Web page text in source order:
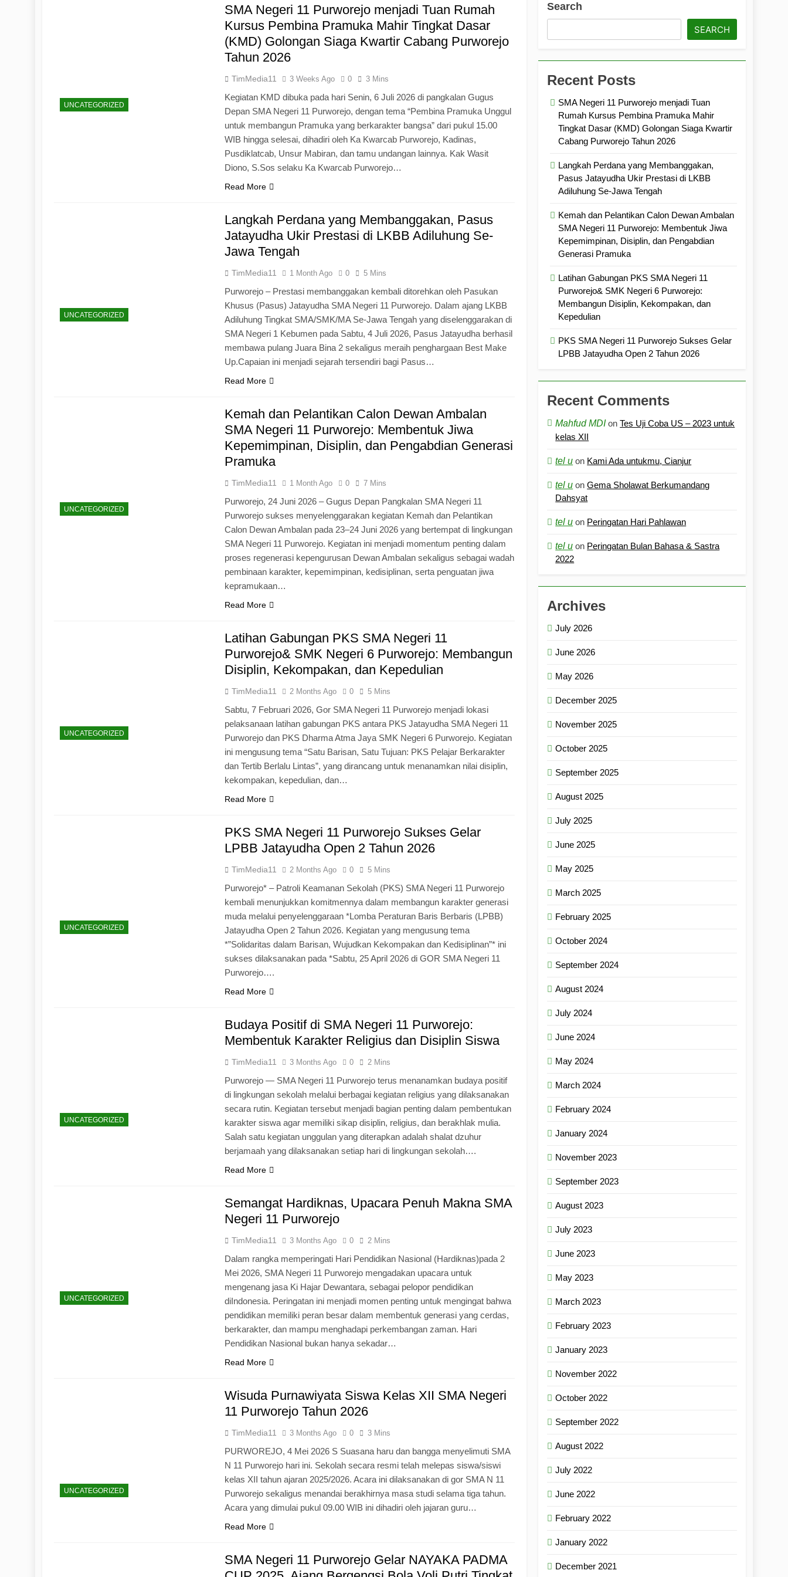
Pengabdian Generasi Pramuka
UNCATEGORIZED
SMA Negeri 11 Purworejo menjadi Tuan Rumah
Kursus Pembina Pramuka Mahir Tingkat Dasar
(KMD) Golongan Siaga Kwartir Cabang Purworejo
Tahun 2026
TimMedia11 3 Weeks Ago 0 3 Mins
Kegiatan KMD dibuka pada hari Senin, 6 Juli 2026 di pangkalan Gugus
Depan SMA Negeri 11 Purworejo, dengan tema “Pembina Pramuka Unggul
untuk membangun Pramuka yang berkarakter bangsa” dari pukul 15.00
WIB hingga selesai, dihadiri oleh Ka Kwarcab Purworejo, Kadinas,
Pusdiklatcab, Unsur Mabiran, dan tamu undangan lainnya. Kak Wasit
Diono, S.Sos selaku Ka Kwarcab Purworejo…
Read More
UNCATEGORIZED
Langkah Perdana yang Membanggakan, Pasus
Jatayudha Ukir Prestasi di LKBB Adiluhung Se-
Jawa Tengah
TimMedia11 1 Month Ago 0 5 Mins
Purworejo – Prestasi membanggakan kembali ditorehkan oleh Pasukan
Khusus (Pasus) Jatayudha SMA Negeri 11 Purworejo. Dalam ajang LKBB
Adiluhung Tingkat SMA/SMK/MA Se-Jawa Tengah yang diselenggarakan di
SMA Negeri 1 Kebumen pada Sabtu, 4 Juli 2026, Pasus Jatayudha berhasil
membawa pulang Juara Bina 2 sekaligus meraih penghargaan Best Make
Up.Capaian ini menjadi sejarah tersendiri bagi Pasus…
Read More
UNCATEGORIZED
Kemah dan Pelantikan Calon Dewan Ambalan
SMA Negeri 11 Purworejo: Membentuk Jiwa
Kepemimpinan, Disiplin, dan Pengabdian Generasi
Pramuka
TimMedia11 1 Month Ago 0 7 Mins
Purworejo, 24 Juni 2026 – Gugus Depan Pangkalan SMA Negeri 11
Purworejo sukses menyelenggarakan kegiatan Kemah dan Pelantikan
Calon Dewan Ambalan pada 23–24 Juni 2026 yang bertempat di lingkungan
SMA Negeri 11 Purworejo. Kegiatan ini menjadi momentum penting dalam
proses regenerasi kepengurusan Dewan Ambalan sekaligus sebagai wadah
pembinaan karakter, kepemimpinan, kedisiplinan, serta penguatan jiwa
kepramukaan…
Read More
UNCATEGORIZED
Latihan Gabungan PKS SMA Negeri 11
Purworejo& SMK Negeri 6 Purworejo: Membangun
Disiplin, Kekompakan, dan Kepedulian
TimMedia11 2 Months Ago 0 5 Mins
Sabtu, 7 Februari 2026, Gor SMA Negeri 11 Purworejo menjadi lokasi
pelaksanaan latihan gabungan PKS antara PKS Jatayudha SMA Negeri 11
Purworejo dan PKS Dharma Atma Jaya SMK Negeri 6 Purworejo. Kegiatan
ini mengusung tema “Satu Barisan, Satu Tujuan: PKS Pelajar Berkarakter
dan Tertib Berlalu Lintas”, yang dirancang untuk menanamkan nilai disiplin,
kekompakan, kepedulian, dan…
Read More
UNCATEGORIZED
PKS SMA Negeri 11 Purworejo Sukses Gelar
LPBB Jatayudha Open 2 Tahun 2026
TimMedia11 2 Months Ago 0 5 Mins
Purworejo* – Patroli Keamanan Sekolah (PKS) SMA Negeri 11 Purworejo
kembali menunjukkan komitmennya dalam membangun karakter generasi
muda melalui penyelenggaraan *Lomba Peraturan Baris Berbaris (LPBB)
Jatayudha Open 2 Tahun 2026. Kegiatan yang mengusung tema
*”Solidaritas dalam Barisan, Wujudkan Kekompakan dan Kedisiplinan”* ini
sukses dilaksanakan pada *Sabtu, 25 April 2026 di GOR SMA Negeri 11
Purworejo….
Read More
UNCATEGORIZED
Budaya Positif di SMA Negeri 11 Purworejo:
Membentuk Karakter Religius dan Disiplin Siswa
TimMedia11 3 Months Ago 0 2 Mins
Purworejo — SMA Negeri 11 Purworejo terus menanamkan budaya positif
di lingkungan sekolah melalui berbagai kegiatan religius yang dilaksanakan
secara rutin. Kegiatan tersebut menjadi bagian penting dalam pembentukan
karakter siswa agar memiliki sikap disiplin, religius, dan berakhlak mulia.
Salah satu kegiatan unggulan yang diterapkan adalah shalat dzuhur
berjamaah yang dilaksanakan setiap hari di lingkungan sekolah….
Read More
UNCATEGORIZED
Semangat Hardiknas, Upacara Penuh Makna SMA
Negeri 11 Purworejo
TimMedia11 3 Months Ago 0 2 Mins
Dalam rangka memperingati Hari Pendidikan Nasional (Hardiknas)pada 2
Mei 2026, SMA Negeri 11 Purworejo mengadakan upacara untuk
mengenang jasa Ki Hajar Dewantara, sebagai pelopor pendidikan
diIndonesia. Peringatan ini menjadi momen penting untuk mengingat bahwa
pendidikan memiliki peran besar dalam membentuk generasi yang cerdas,
berkarakter, dan mampu menghadapi perkembangan zaman. Hari
Pendidikan Nasional bukan hanya sekadar…
Read More
UNCATEGORIZED
Wisuda Purnawiyata Siswa Kelas XII SMA Negeri
11 Purworejo Tahun 2026
TimMedia11 3 Months Ago 0 3 Mins
PURWOREJO, 4 Mei 2026 S Suasana haru dan bangga menyelimuti SMA
N 11 Purworejo hari ini. Sekolah secara resmi telah melepas siswa/siswi
kelas XII tahun ajaran 2025/2026. Acara ini dilaksanakan di gor SMA N 11
Purworejo sekaligus menandai berakhirnya masa studi selama tiga tahun.
Acara yang dimulai pukul 09.00 WIB ini dihadiri oleh jajaran guru…
Read More
SMA Negeri 11 Purworejo Gelar NAYAKA PADMA
Search
SEARCH
Recent Posts
SMA Negeri 11 Purworejo menjadi Tuan
Rumah Kursus Pembina Pramuka Mahir
Tingkat Dasar (KMD) Golongan Siaga Kwartir
Cabang Purworejo Tahun 2026
Langkah Perdana yang Membanggakan,
Pasus Jatayudha Ukir Prestasi di LKBB
Adiluhung Se-Jawa Tengah
Kemah dan Pelantikan Calon Dewan Ambalan
SMA Negeri 11 Purworejo: Membentuk Jiwa
Kepemimpinan, Disiplin, dan Pengabdian
Generasi Pramuka
Latihan Gabungan PKS SMA Negeri 11
Purworejo& SMK Negeri 6 Purworejo:
Membangun Disiplin, Kekompakan, dan
Kepedulian
PKS SMA Negeri 11 Purworejo Sukses Gelar
LPBB Jatayudha Open 2 Tahun 2026
Recent Comments
Mahfud MDIonTes Uji Coba US – 2023 untuk
kelas XII
tel u on Kami Ada untukmu, Cianjur
tel u onGema Sholawat Berkumandang
Dahsyat
tel u on Peringatan Hari Pahlawan
tel u on Peringatan Bulan Bahasa & Sastra
2022
Archives
July 2026
June 2026
May 2026
December 2025
November 2025
October 2025
September 2025
August 2025
July 2025
June 2025
May 2025
March 2025
February 2025
October 2024
September 2024
August 2024
July 2024
June 2024
May 2024
March 2024
February 2024
January 2024
November 2023
September 2023
August 2023
July 2023
June 2023
May 2023
March 2023
February 2023
January 2023
November 2022
October 2022
September 2022
August 2022
July 2022
June 2022
February 2022
January 2022
December 2021